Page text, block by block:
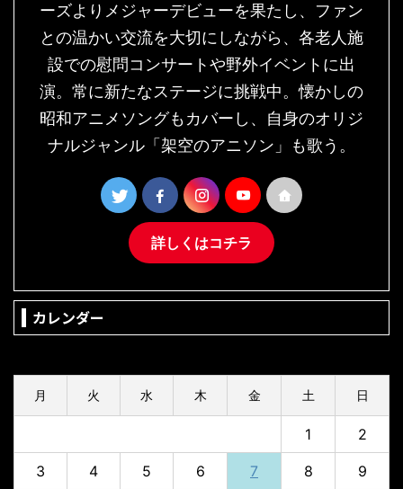
ーズよりメジャーデビューを果たし、ファン
との温かい交流を大切にしながら、各老人施
設での慰問コンサートや野外イベントに出
演。常に新たなステージに挑戦中。懐かしの
昭和アニメソングもカバーし、自身のオリジ
ナルジャンル「架空のアニソン」も歌う。
詳しくはコチラ
カレンダー
月 火 水 木 金 土 日
1 2
3 4 5 6 7 8 9